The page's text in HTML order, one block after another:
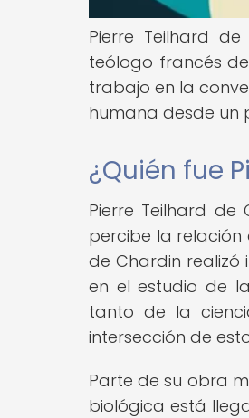
Pierre Teilhard
teólogo francés
trabajo en la
humana desde un
¿Quién fue
Pierre Teilhard
percibe la relación
de Chardin
en el estudio de
tanto de la
intersección de
Parte de su obra
biológica está